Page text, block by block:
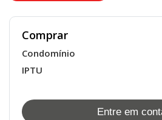
Comprar
Condomínio
IPTU
Entre em